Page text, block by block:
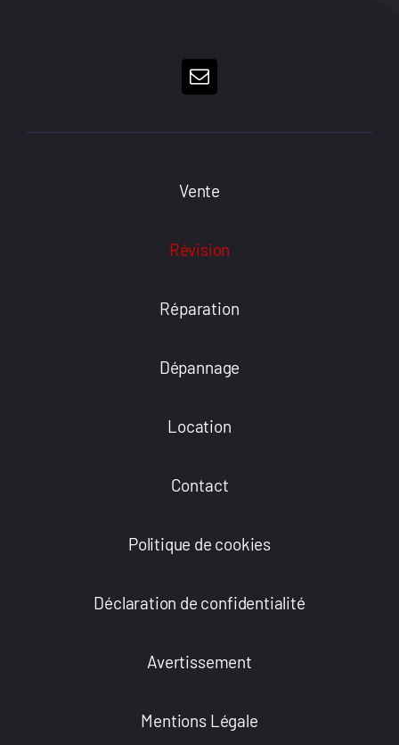
Vente
Révision
Réparation
Dépannage
Location
Contact
Politique de cookies
Déclaration de confidentialité
Avertissement
Mentions Légale